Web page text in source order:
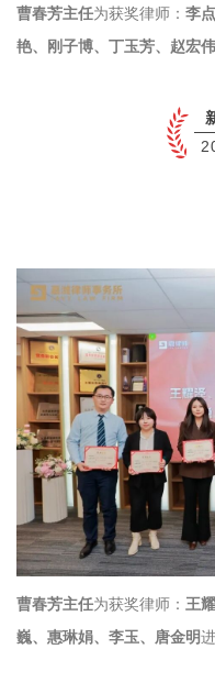
曹春芳主任为获奖律师： 李
艳、刚子博、丁玉芳、赵宏
曹春芳主任为获奖律师： 王
巍、惠琳娟、李玉、唐金明